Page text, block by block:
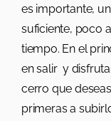
es importante,
suficiente, poco
tiempo. En el
en salir y
cerro que
primeras a